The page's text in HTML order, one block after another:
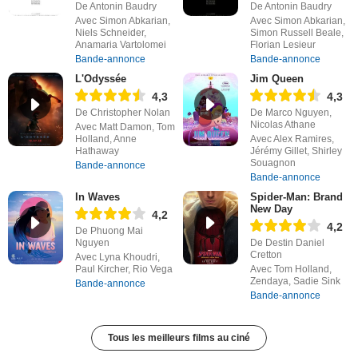
De Antonin Baudry
Avec Simon Abkarian,
Niels Schneider,
Anamaria Vartolomei
Bande-annonce
De Antonin Baudry
Avec Simon Abkarian,
Simon Russell Beale,
Florian Lesieur
Bande-annonce
L'Odyssée
4,3
De Christopher Nolan
Avec Matt Damon, Tom
Holland, Anne
Hathaway
Bande-annonce
Jim Queen
4,3
De Marco Nguyen,
Nicolas Athane
Avec Alex Ramires,
Jérémy Gillet, Shirley
Souagnon
Bande-annonce
In Waves
4,2
De Phuong Mai
Nguyen
Avec Lyna Khoudri,
Paul Kircher, Rio Vega
Bande-annonce
Spider-Man: Brand
New Day
4,2
De Destin Daniel
Cretton
Avec Tom Holland,
Zendaya, Sadie Sink
Bande-annonce
Tous les meilleurs films au ciné